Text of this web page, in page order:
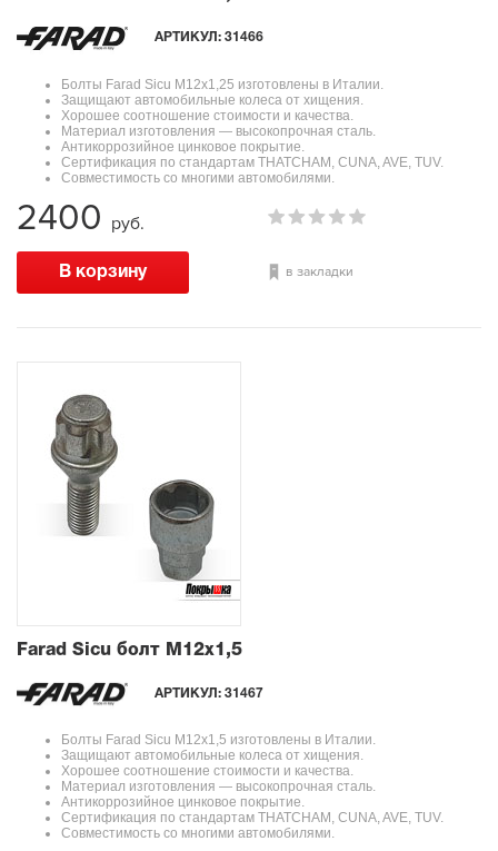
АРТИКУЛ: 31466
Болты Farad Sicu М12x1,25 изготовлены в Италии.
Защищают автомобильные колеса от хищения.
Хорошее соотношение стоимости и качества.
Материал изготовления — высокопрочная сталь.
Антикоррозийное цинковое покрытие.
Сертификация по стандартам THATCHAM, CUNA, AVE, TUV.
Совместимость со многими автомобилями.
в закладки
2400 руб.
Farad Sicu болт М12x1,5
АРТИКУЛ: 31467
Болты Farad Sicu М12x1,5 изготовлены в Италии.
Защищают автомобильные колеса от хищения.
Хорошее соотношение стоимости и качества.
Материал изготовления — высокопрочная сталь.
Антикоррозийное цинковое покрытие.
Сертификация по стандартам THATCHAM, CUNA, AVE, TUV.
Совместимость со многими автомобилями.